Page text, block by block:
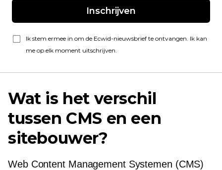
Inschrijven
Ik stem ermee in om de Ecwid-nieuwsbrief te ontvangen. Ik kan
me op elk moment uitschrijven.
Wat is het verschil
tussen CMS en een
sitebouwer?
Web Content Management Systemen (CMS)